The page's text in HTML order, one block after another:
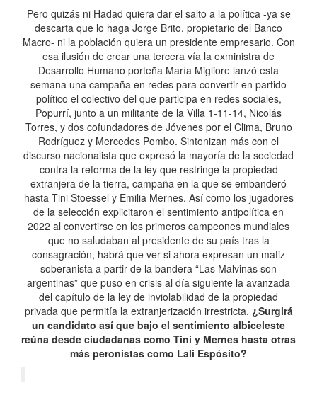
Pero quizás ni Hadad quiera dar el salto a la política -ya se
descarta que lo haga Jorge Brito, propietario del Banco
Macro- ni la población quiera un presidente empresario. Con
esa ilusión de crear una tercera vía la exministra de
Desarrollo Humano porteña María Migliore lanzó esta
semana una campaña en redes para convertir en partido
político el colectivo del que participa en redes sociales,
Popurrí, junto a un militante de la Villa 1-11-14, Nicolás
Torres, y dos cofundadores de Jóvenes por el Clima, Bruno
Rodríguez y Mercedes Pombo. Sintonizan más con el
discurso nacionalista que expresó la mayoría de la sociedad
contra la reforma de la ley que restringe la propiedad
extranjera de la tierra, campaña en la que se embanderó
hasta Tini Stoessel y Emilia Mernes. Así como los jugadores
de la selección explicitaron el sentimiento antipolítica en
2022 al convertirse en los primeros campeones mundiales
que no saludaban al presidente de su país tras la
consagración, habrá que ver si ahora expresan un matiz
soberanista a partir de la bandera “Las Malvinas son
argentinas” que puso en crisis al día siguiente la avanzada
del capítulo de la ley de inviolabilidad de la propiedad
privada que permitía la extranjerización irrestricta. ¿Surgirá
un candidato así que bajo el sentimiento albiceleste
reúna desde ciudadanas como Tini y Mernes hasta otras
más peronistas como Lali Espósito?